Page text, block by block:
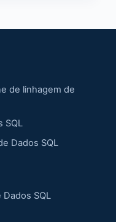
de linhagem de
SQL
Dados SQL
Dados SQL